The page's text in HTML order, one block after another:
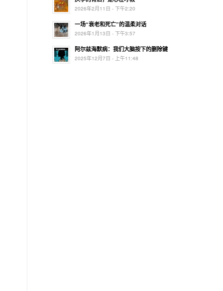
2026年2月11日 - 下午2:20
一场“衰老和死亡”的温柔对话
2026年1月13日 - 下午3:57
阿尔兹海默病：我们大脑按下的删除键
2025年12月7日 - 上午11:48